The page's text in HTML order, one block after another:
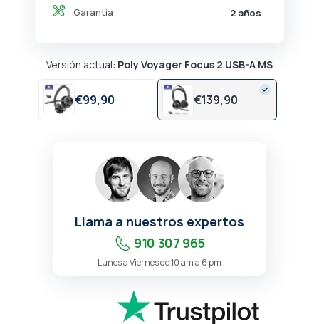
Garantía
2 años
Versión actual: Poly Voyager Focus 2 USB-A MS
€99,90 €139,90
Llama a nuestros expertos
910 307 965
Lunes a Viernes de 10 am a 6 pm